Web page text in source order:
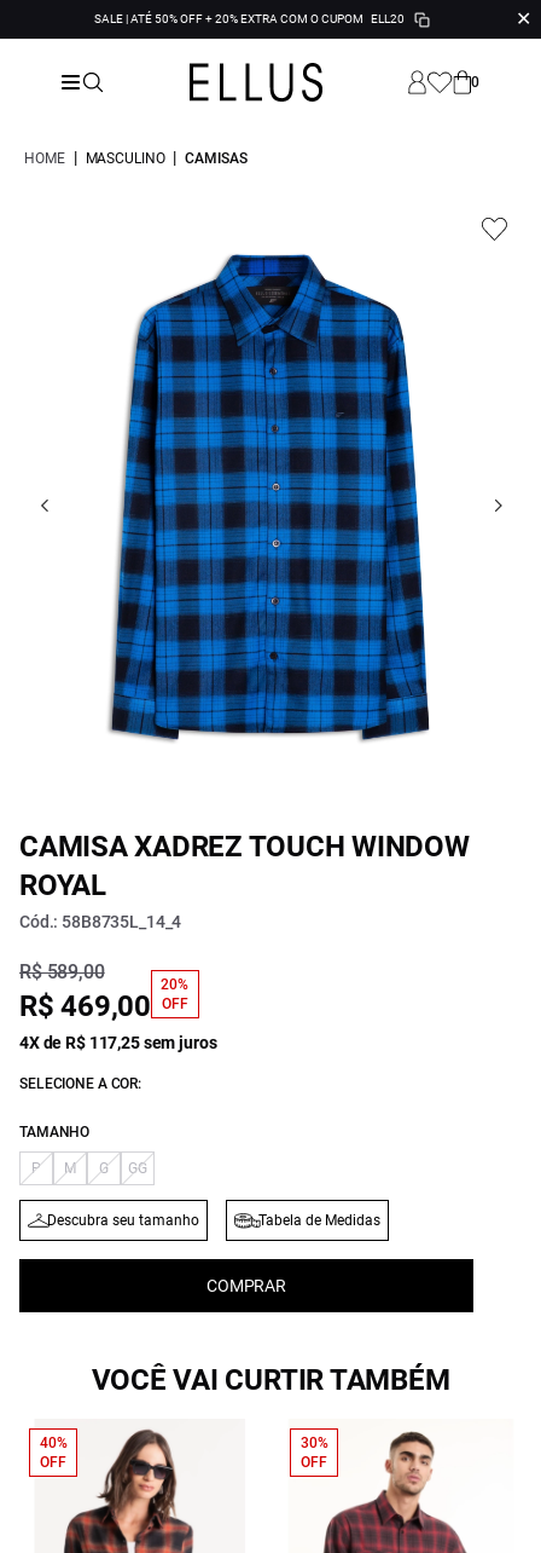
SALE | ATÉ 50% OFF + 20% EXTRA COM O CUPOM ELL20 ✕
0
HOME | MASCULINO | CAMISAS
CAMISA XADREZ TOUCH WINDOW
ROYAL
Cód.: 58B8735L_14_4
R$ 589,00
R$ 469,00
20%
OFF
4X de R$ 117,25 sem juros
SELECIONE A COR:
TAMANHO
P M G GG
Descubra seu tamanho Tabela de Medidas
COMPRAR
VOCÊ VAI CURTIR TAMBÉM
40%
OFF
30%
OFF